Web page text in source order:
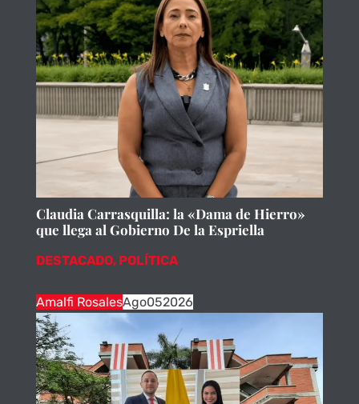
Claudia Carrasquilla: la «Dama de Hierro»
que llega al Gobierno De la Espriella
DESTACADO, POLÍTICA
Amalfi RosalesAgo052026